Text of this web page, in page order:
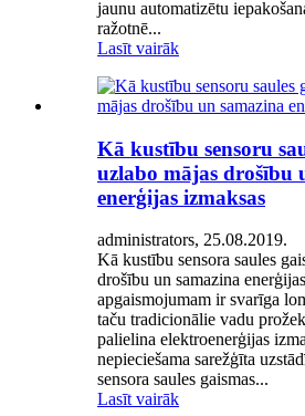
jaunu automatizētu
ražotnē...
Lasīt vairāk
Kā kustību sensoru
uzlabo mājas drošību
enerģijas izmaksas
administrators, 25.08.2019.
Kā kustību sensora saules
drošību un samazina
apgaismojumam ir svarīga
taču tradicionālie vadu
palielina elektroenerģijas
nepieciešama sarežģīta
sensora saules gaismas...
Lasīt vairāk